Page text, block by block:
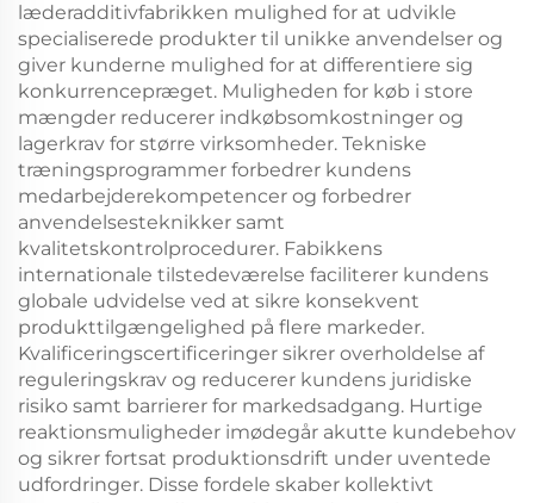
læderadditivfabrikken mulighed for at udvikle
specialiserede produkter til unikke anvendelser og
giver kunderne mulighed for at differentiere sig
konkurrencepræget. Muligheden for køb i store
mængder reducerer indkøbsomkostninger og
lagerkrav for større virksomheder. Tekniske
træningsprogrammer forbedrer kundens
medarbejderekompetencer og forbedrer
anvendelsesteknikker samt
kvalitetskontrolprocedurer. Fabikkens
internationale tilstedeværelse faciliterer kundens
globale udvidelse ved at sikre konsekvent
produkttilgængelighed på flere markeder.
Kvalificeringscertificeringer sikrer overholdelse af
reguleringskrav og reducerer kundens juridiske
risiko samt barrierer for markedsadgang. Hurtige
reaktionsmuligheder imødegår akutte kundebehov
og sikrer fortsat produktionsdrift under uventede
udfordringer. Disse fordele skaber kollektivt